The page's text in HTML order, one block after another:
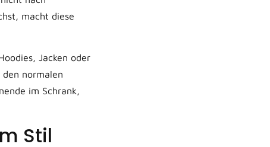
macht diese
Jacken oder
den normalen
im Schrank,
Stil